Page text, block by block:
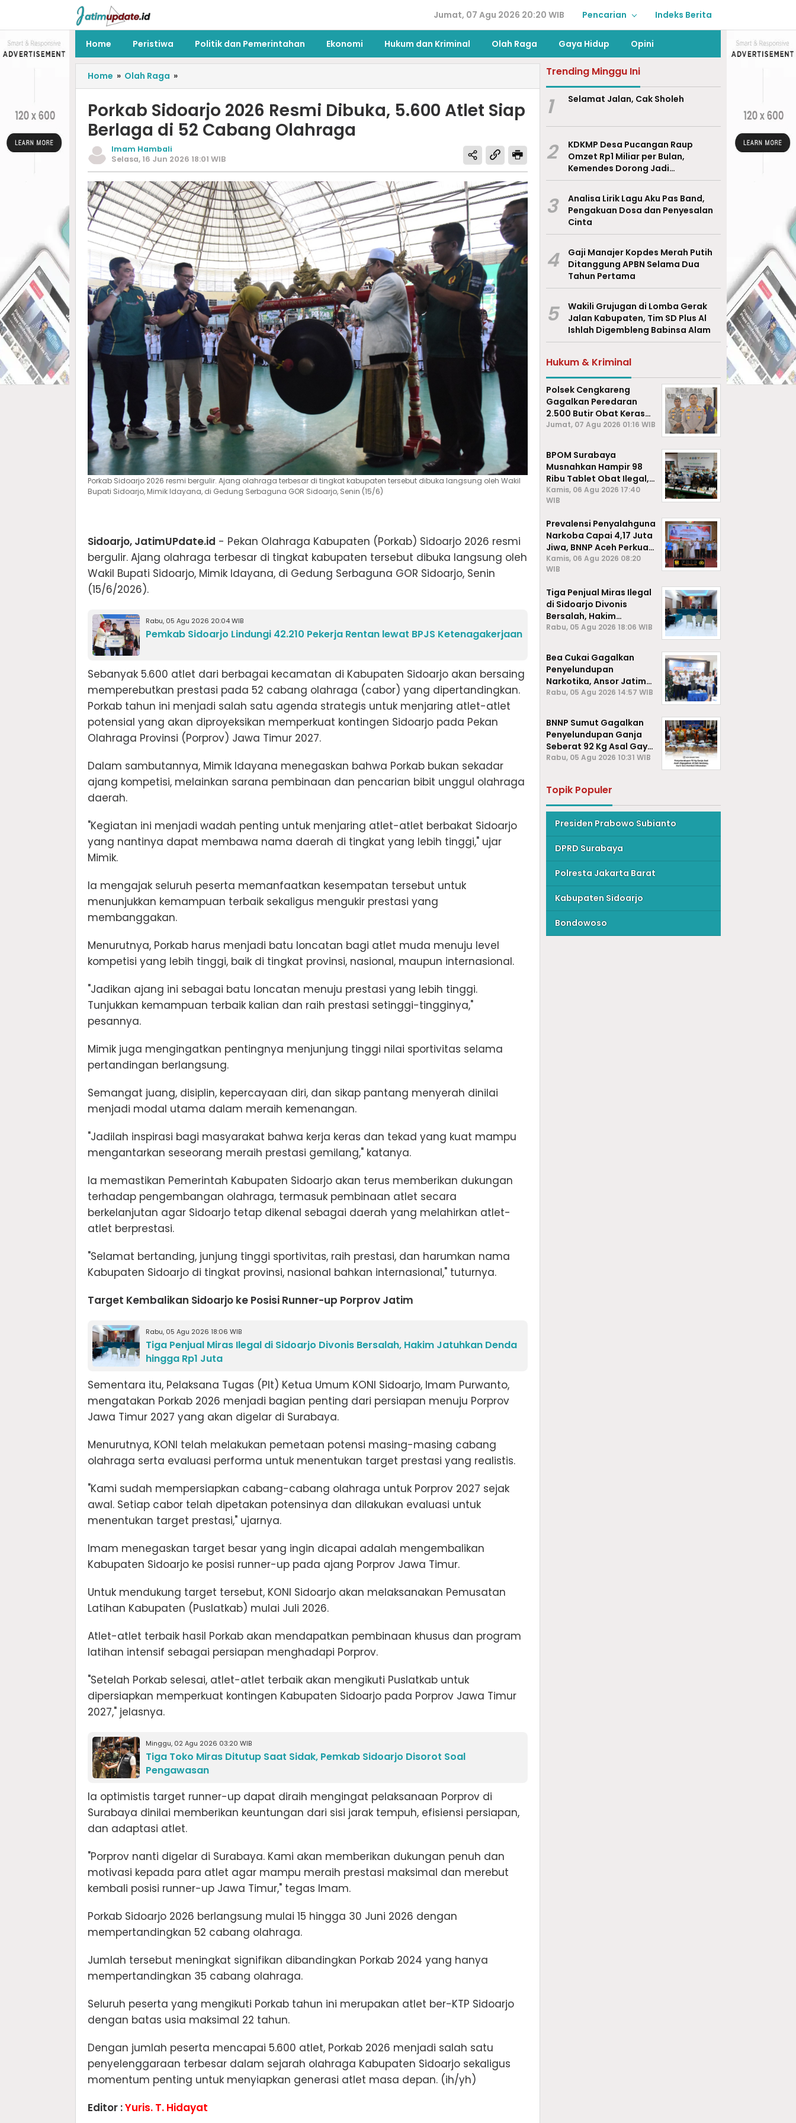
Jumat, 07 Agu 2026 20:20 WIB Pencarian Indeks Berita
Home Peristiwa Politik dan Pemerintahan Ekonomi Hukum dan Kriminal Olah Raga Gaya Hidup Opini
Home » Olah Raga »
Porkab Sidoarjo 2026 Resmi Dibuka, 5.600 Atlet Siap
Berlaga di 52 Cabang Olahraga
Imam Hambali
Selasa, 16 Jun 2026 18:01 WIB
Porkab Sidoarjo 2026 resmi bergulir. Ajang olahraga terbesar di tingkat kabupaten tersebut dibuka langsung oleh Wakil
Bupati Sidoarjo, Mimik Idayana, di Gedung Serbaguna GOR Sidoarjo, Senin (15/6)
Sidoarjo, JatimUPdate.id - Pekan Olahraga Kabupaten (Porkab) Sidoarjo 2026 resmi
bergulir. Ajang olahraga terbesar di tingkat kabupaten tersebut dibuka langsung oleh
Wakil Bupati Sidoarjo, Mimik Idayana, di Gedung Serbaguna GOR Sidoarjo, Senin
(15/6/2026).
Rabu, 05 Agu 2026 20:04 WIB
Pemkab Sidoarjo Lindungi 42.210 Pekerja Rentan lewat BPJS Ketenagakerjaan
Sebanyak 5.600 atlet dari berbagai kecamatan di Kabupaten Sidoarjo akan bersaing
memperebutkan prestasi pada 52 cabang olahraga (cabor) yang dipertandingkan.
Porkab tahun ini menjadi salah satu agenda strategis untuk menjaring atlet-atlet
potensial yang akan diproyeksikan memperkuat kontingen Sidoarjo pada Pekan
Olahraga Provinsi (Porprov) Jawa Timur 2027.
Dalam sambutannya, Mimik Idayana menegaskan bahwa Porkab bukan sekadar
ajang kompetisi, melainkan sarana pembinaan dan pencarian bibit unggul olahraga
daerah.
"Kegiatan ini menjadi wadah penting untuk menjaring atlet-atlet berbakat Sidoarjo
yang nantinya dapat membawa nama daerah di tingkat yang lebih tinggi," ujar
Mimik.
Ia mengajak seluruh peserta memanfaatkan kesempatan tersebut untuk
menunjukkan kemampuan terbaik sekaligus mengukir prestasi yang
membanggakan.
Menurutnya, Porkab harus menjadi batu loncatan bagi atlet muda menuju level
kompetisi yang lebih tinggi, baik di tingkat provinsi, nasional, maupun internasional.
"Jadikan ajang ini sebagai batu loncatan menuju prestasi yang lebih tinggi.
Tunjukkan kemampuan terbaik kalian dan raih prestasi setinggi-tingginya,"
pesannya.
Mimik juga mengingatkan pentingnya menjunjung tinggi nilai sportivitas selama
pertandingan berlangsung.
Semangat juang, disiplin, kepercayaan diri, dan sikap pantang menyerah dinilai
menjadi modal utama dalam meraih kemenangan.
"Jadilah inspirasi bagi masyarakat bahwa kerja keras dan tekad yang kuat mampu
mengantarkan seseorang meraih prestasi gemilang," katanya.
Ia memastikan Pemerintah Kabupaten Sidoarjo akan terus memberikan dukungan
terhadap pengembangan olahraga, termasuk pembinaan atlet secara
berkelanjutan agar Sidoarjo tetap dikenal sebagai daerah yang melahirkan atlet-
atlet berprestasi.
"Selamat bertanding, junjung tinggi sportivitas, raih prestasi, dan harumkan nama
Kabupaten Sidoarjo di tingkat provinsi, nasional bahkan internasional," tuturnya.
Target Kembalikan Sidoarjo ke Posisi Runner-up Porprov Jatim
Rabu, 05 Agu 2026 18:06 WIB
Tiga Penjual Miras Ilegal di Sidoarjo Divonis Bersalah, Hakim Jatuhkan Denda
hingga Rp1 Juta
Sementara itu, Pelaksana Tugas (Plt) Ketua Umum KONI Sidoarjo, Imam Purwanto,
mengatakan Porkab 2026 menjadi bagian penting dari persiapan menuju Porprov
Jawa Timur 2027 yang akan digelar di Surabaya.
Menurutnya, KONI telah melakukan pemetaan potensi masing-masing cabang
olahraga serta evaluasi performa untuk menentukan target prestasi yang realistis.
"Kami sudah mempersiapkan cabang-cabang olahraga untuk Porprov 2027 sejak
awal. Setiap cabor telah dipetakan potensinya dan dilakukan evaluasi untuk
menentukan target prestasi," ujarnya.
Imam menegaskan target besar yang ingin dicapai adalah mengembalikan
Kabupaten Sidoarjo ke posisi runner-up pada ajang Porprov Jawa Timur.
Untuk mendukung target tersebut, KONI Sidoarjo akan melaksanakan Pemusatan
Latihan Kabupaten (Puslatkab) mulai Juli 2026.
Atlet-atlet terbaik hasil Porkab akan mendapatkan pembinaan khusus dan program
latihan intensif sebagai persiapan menghadapi Porprov.
"Setelah Porkab selesai, atlet-atlet terbaik akan mengikuti Puslatkab untuk
dipersiapkan memperkuat kontingen Kabupaten Sidoarjo pada Porprov Jawa Timur
2027," jelasnya.
Minggu, 02 Agu 2026 03:20 WIB
Tiga Toko Miras Ditutup Saat Sidak, Pemkab Sidoarjo Disorot Soal
Pengawasan
Ia optimistis target runner-up dapat diraih mengingat pelaksanaan Porprov di
Surabaya dinilai memberikan keuntungan dari sisi jarak tempuh, efisiensi persiapan,
dan adaptasi atlet.
"Porprov nanti digelar di Surabaya. Kami akan memberikan dukungan penuh dan
motivasi kepada para atlet agar mampu meraih prestasi maksimal dan merebut
kembali posisi runner-up Jawa Timur," tegas Imam.
Porkab Sidoarjo 2026 berlangsung mulai 15 hingga 30 Juni 2026 dengan
mempertandingkan 52 cabang olahraga.
Jumlah tersebut meningkat signifikan dibandingkan Porkab 2024 yang hanya
mempertandingkan 35 cabang olahraga.
Seluruh peserta yang mengikuti Porkab tahun ini merupakan atlet ber-KTP Sidoarjo
dengan batas usia maksimal 22 tahun.
Dengan jumlah peserta mencapai 5.600 atlet, Porkab 2026 menjadi salah satu
penyelenggaraan terbesar dalam sejarah olahraga Kabupaten Sidoarjo sekaligus
momentum penting untuk menyiapkan generasi atlet masa depan. (ih/yh)
Editor :Yuris. T. Hidayat
Trending Minggu Ini
1 Selamat Jalan, Cak Sholeh
2
KDKMP Desa Pucangan Raup
Omzet Rp1 Miliar per Bulan,
Kemendes Dorong Jadi
Percontohan Nasional
3
Analisa Lirik Lagu Aku Pas Band,
Pengakuan Dosa dan Penyesalan
Cinta
4
Gaji Manajer Kopdes Merah Putih
Ditanggung APBN Selama Dua
Tahun Pertama
5
Wakili Grujugan di Lomba Gerak
Jalan Kabupaten, Tim SD Plus Al
Ishlah Digembleng Babinsa Alam
Hukum & Kriminal
Polsek Cengkareng
Gagalkan Peredaran
2.500 Butir Obat Keras
Daftar G, Satu Pengedar
Jumat, 07 Agu 2026 01:16 WIB
BPOM Surabaya
Musnahkan Hampir 98
Ribu Tablet Obat Ilegal,
Cegah Penyalahgunaan
di Kalangan Pelajar
Kamis, 06 Agu 2026 17:40
WIB
Prevalensi Penyalahguna
Narkoba Capai 4,17 Juta
Jiwa, BNNP Aceh Perkuat
P4GN di Subulussalam
Kamis, 06 Agu 2026 08:20
WIB
Tiga Penjual Miras Ilegal
di Sidoarjo Divonis
Bersalah, Hakim
Jatuhkan Denda hingga
Rabu, 05 Agu 2026 18:06 WIB
Bea Cukai Gagalkan
Penyelundupan
Narkotika, Ansor Jatim
Negara Tak Kalah dari
Rabu, 05 Agu 2026 14:57 WIB
BNNP Sumut Gagalkan
Penyelundupan Ganja
Seberat 92 Kg Asal Gayo
Lues, Aceh.
Rabu, 05 Agu 2026 10:31 WIB
Topik Populer
Presiden Prabowo Subianto
DPRD Surabaya
Polresta Jakarta Barat
Kabupaten Sidoarjo
Bondowoso